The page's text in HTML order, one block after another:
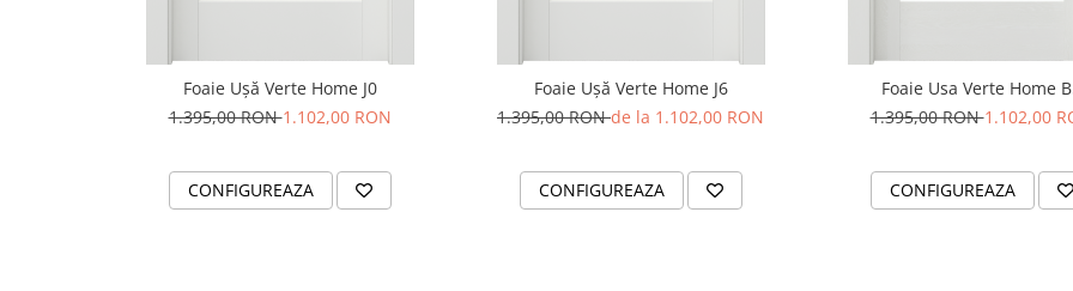
Foaie Ușă Verte Home J0
1.395,00 RON1.102,00 RON
CONFIGUREAZA
Foaie Ușă Verte Home J6
1.395,00 RONde la 1.102,00 RON
CONFIGUREAZA
Foaie Usa Verte Home
1.395,00 RON1.102,00
CONFIGUREAZA